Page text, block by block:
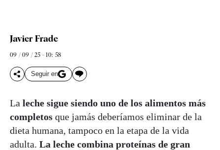
Javier Frade
09 / 09 / 25 - 10: 58
Seguir en
La leche sigue siendo uno de los alimentos más
completos que jamás deberíamos eliminar de la
dieta humana, tampoco en la etapa de la vida
adulta. La leche combina proteínas de gran